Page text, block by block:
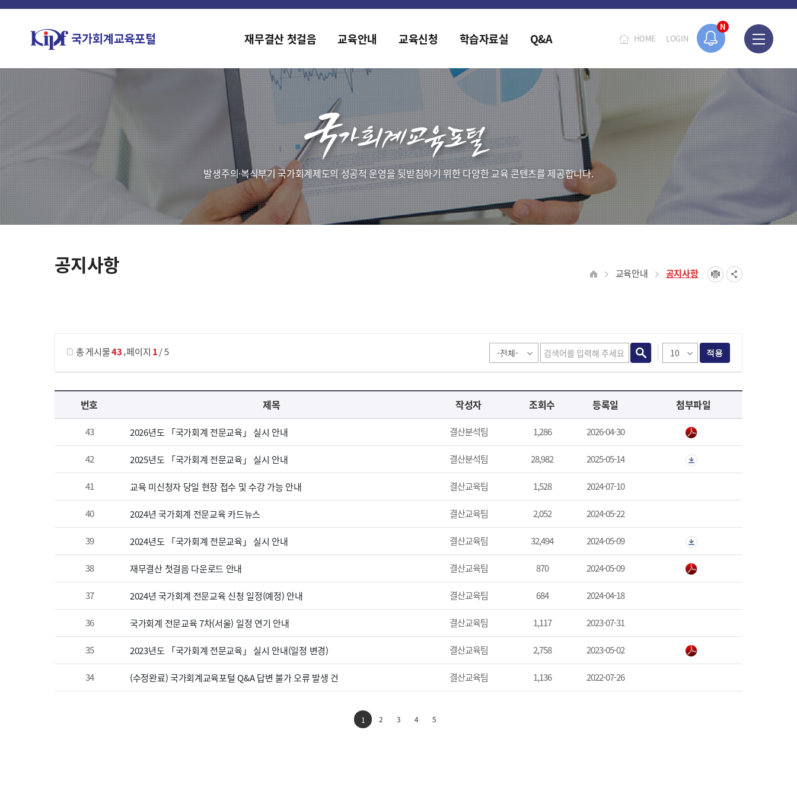
N
홈페이지가 새롭게 개편되었습니다.
HOME LOGIN
재무결산 첫걸음 교육안내 교육신청 학습자료실 Q&A
발생주의·복식부기 국가회계제도의 성공적 운영을 뒷받침하기 위한 다양한 교육 콘텐츠를 제공합니다.
공지사항 교육안내 공지사항
총 게시물43,페이지 1/ 5 적용
공지사항 목록 으로 번호, 제목, 작성자, 조회수, 등록 일, 첨부파일로 나열 되고 있습니다.
번호 제목 작성자 조회수 등록일 첨부파일
43 2026년도 「국가회계 전문교육」 실시 안내 결산분석팀 1,286 2026-04-30
42 2025년도 「국가회계 전문교육」 실시 안내 결산분석팀 28,982 2025-05-14
41 교육 미신청자 당일 현장 접수 및 수강 가능 안내 결산교육팀 1,528 2024-07-10
40 2024년 국가회계 전문교육 카드뉴스 결산교육팀 2,052 2024-05-22
39 2024년도 「국가회계 전문교육」 실시 안내 결산교육팀 32,494 2024-05-09
38 재무결산 첫걸음 다운로드 안내 결산교육팀 870 2024-05-09
37 2024년 국가회계 전문교육 신청 일정(예정) 안내 결산교육팀 684 2024-04-18
36 국가회계 전문교육 7차(서울) 일정 연기 안내 결산교육팀 1,117 2023-07-31
35 2023년도 「국가회계 전문교육」 실시 안내(일정 변경) 결산교육팀 2,758 2023-05-02
34 (수정완료) 국가회계교육포털 Q&A 답변 불가 오류 발생 건 결산교육팀 1,136 2022-07-26
1 2 3 4 5